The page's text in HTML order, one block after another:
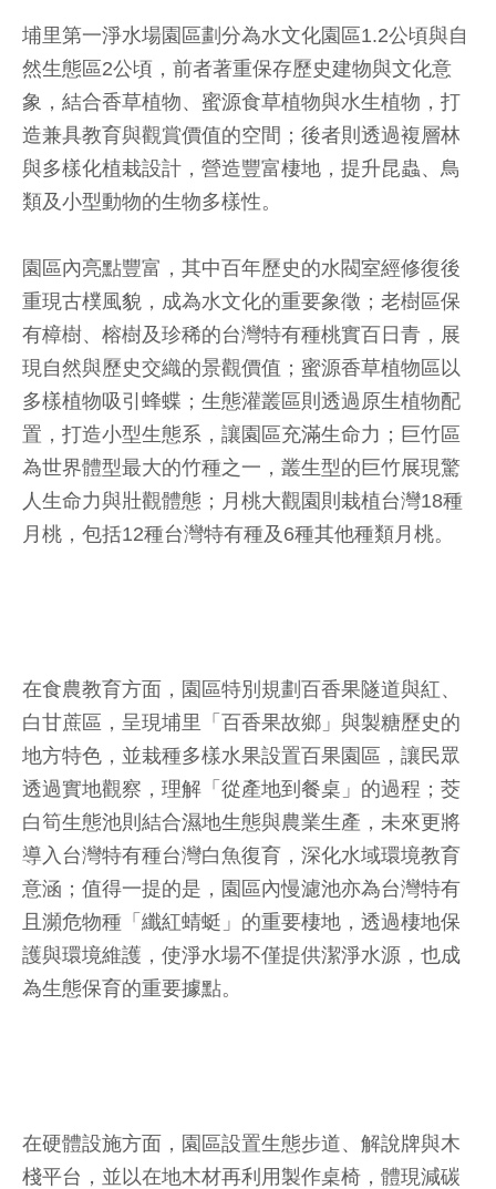
埔里第一淨水場園區劃分為水文化園區1.2公頃與自
然生態區2公頃，前者著重保存歷史建物與文化意
象，結合香草植物、蜜源食草植物與水生植物，打
造兼具教育與觀賞價值的空間；後者則透過複層林
與多樣化植栽設計，營造豐富棲地，提升昆蟲、鳥
類及小型動物的生物多樣性。
園區內亮點豐富，其中百年歷史的水閥室經修復後
重現古樸風貌，成為水文化的重要象徵；老樹區保
有樟樹、榕樹及珍稀的台灣特有種桃實百日青，展
現自然與歷史交織的景觀價值；蜜源香草植物區以
多樣植物吸引蜂蝶；生態灌叢區則透過原生植物配
置，打造小型生態系，讓園區充滿生命力；巨竹區
為世界體型最大的竹種之一，叢生型的巨竹展現驚
人生命力與壯觀體態；月桃大觀園則栽植台灣18種
月桃，包括12種台灣特有種及6種其他種類月桃。
在食農教育方面，園區特別規劃百香果隧道與紅、
白甘蔗區，呈現埔里「百香果故鄉」與製糖歷史的
地方特色，並栽種多樣水果設置百果園區，讓民眾
透過實地觀察，理解「從產地到餐桌」的過程；茭
白筍生態池則結合濕地生態與農業生產，未來更將
導入台灣特有種台灣白魚復育，深化水域環境教育
意涵；值得一提的是，園區內慢濾池亦為台灣特有
且瀕危物種「纖紅蜻蜓」的重要棲地，透過棲地保
護與環境維護，使淨水場不僅提供潔淨水源，也成
為生態保育的重要據點。
在硬體設施方面，園區設置生態步道、解說牌與木
棧平台，並以在地木材再利用製作桌椅，體現減碳